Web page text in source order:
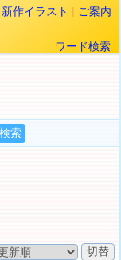
新作イラスト | ご案内
ワード検索